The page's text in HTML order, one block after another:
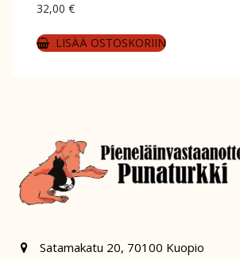
32,00 €
LISÄÄ OSTOSKORIIN
Satamakatu 20, 70100 Kuopio